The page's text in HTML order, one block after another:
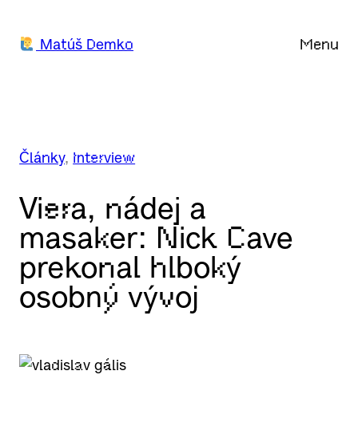
na
Matúš Demko Menu
Články, Interview
Viera, nádej a
masaker: Nick Cave
prekonal hlboký
osobný vývoj